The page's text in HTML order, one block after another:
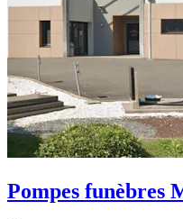
Pompes funèbres